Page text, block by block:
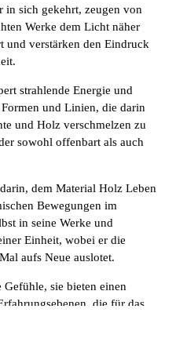
in sich gekehrt, zeugen von
Werke dem Licht näher
und verstärken den Eindruck
strahlende Energie und
und Linien, die darin
und Holz verschmelzen zu
sowohl offenbart als auch
dem Material Holz Leben
Bewegungen im
in seine Werke und
Einheit, wobei er die
aufs Neue auslotet.
sie bieten einen
die für das